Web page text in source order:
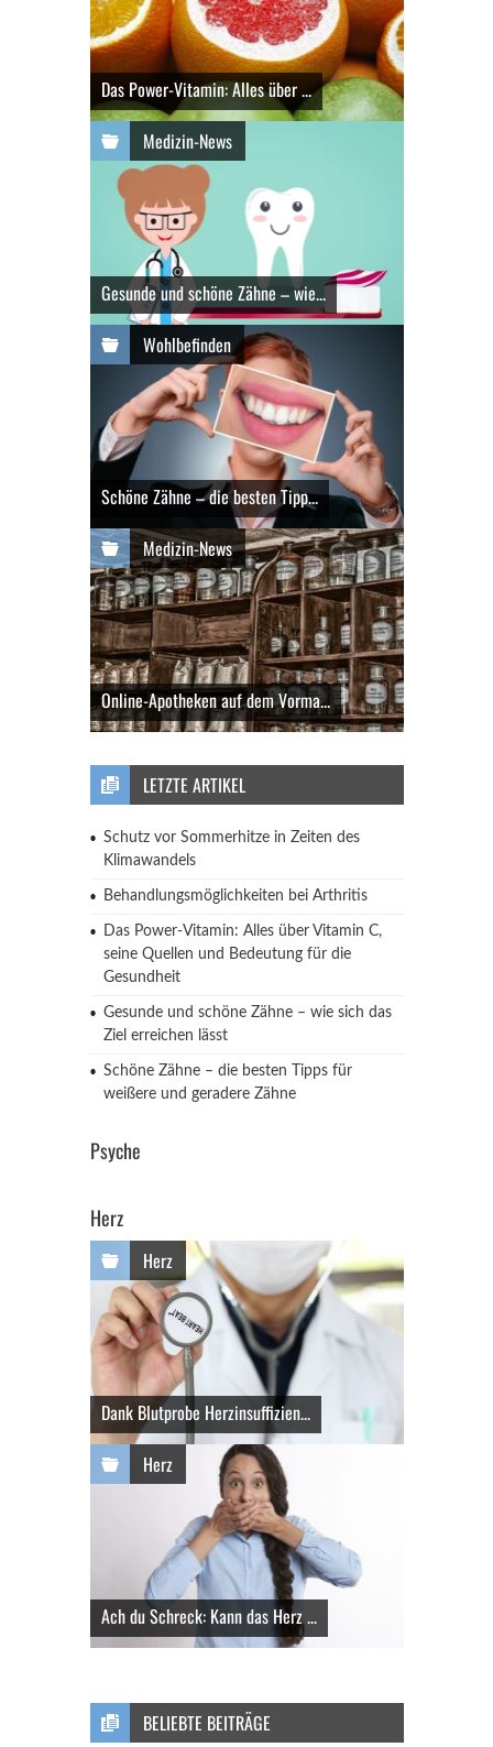
Das Power-Vitamin: Alles über ...
Medizin-News
Gesunde und schöne Zähne – wie...
Wohlbefinden
Schöne Zähne – die besten Tipp...
Medizin-News
Online-Apotheken auf dem Vorma...
LETZTE ARTIKEL
Schutz vor Sommerhitze in Zeiten des
Klimawandels
Behandlungsmöglichkeiten bei Arthritis
Das Power-Vitamin: Alles über Vitamin C,
seine Quellen und Bedeutung für die
Gesundheit
Gesunde und schöne Zähne – wie sich das
Ziel erreichen lässt
Schöne Zähne – die besten Tipps für
weißere und geradere Zähne
Psyche
Herz
Herz
Dank Blutprobe Herzinsuffizien...
Herz
Ach du Schreck: Kann das Herz ...
BELIEBTE BEITRÄGE